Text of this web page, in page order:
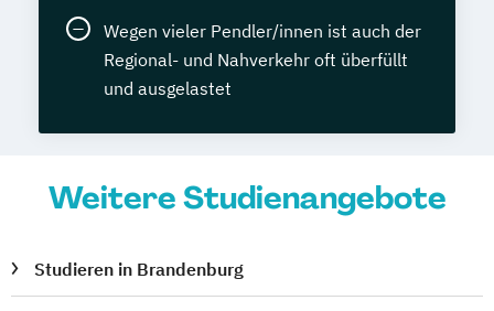
Wegen vieler Pendler/innen ist auch der
Regional- und Nahverkehr oft überfüllt
und ausgelastet
Weitere Studienangebote
Studieren in Brandenburg